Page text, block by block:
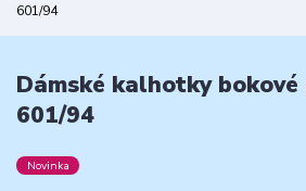
601/94
Dámské kalhotky
601/94
Novinka